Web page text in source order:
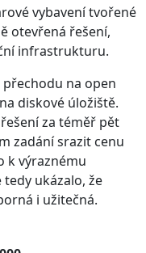
vybavení tvořené
otevřená řešení,
infrastrukturu.
přechodu na open
diskové úložiště.
za téměř pět
zadání srazit cenu
k výraznému
ukázalo, že
i užitečná.